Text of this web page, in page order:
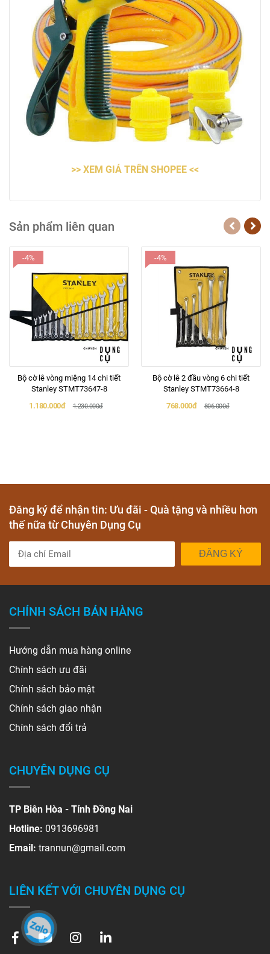
>> XEM GIÁ TRÊN SHOPEE <<
Sản phẩm liên quan
-4%
Bộ cờ lê vòng miệng 14 chi tiết
Stanley STMT73647-8
1.180.000đ
1.230.000đ
-4%
Bộ cờ lê 2 đầu vòng 6 chi tiết
Stanley STMT73664-8
768.000đ
806.000đ
Đăng ký để nhận tin: Ưu đãi - Quà tặng và nhiều hơn
thế nữa từ Chuyên Dụng Cụ
ĐĂNG KÝ
CHÍNH SÁCH BÁN HÀNG
Hướng dẫn mua hàng online
Chính sách ưu đãi
Chính sách bảo mật
Chính sách giao nhận
Chính sách đổi trả
CHUYÊN DỤNG CỤ
TP Biên Hòa - Tỉnh Đồng Nai
Hotline: 0913696981
Email: trannun@gmail.com
LIÊN KẾT VỚI CHUYÊN DỤNG CỤ